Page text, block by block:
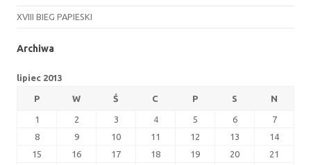
XVIII BIEG PAPIESKI
Archiwa
lipiec 2013
P W Ś C P S N
1 2 3 4 5 6
7
8
9 10 11 12 13
14
15
16 17 18 19 20
21